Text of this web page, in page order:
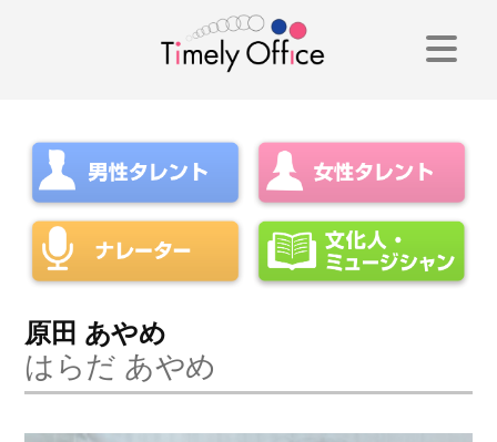
原田 あやめ
はらだ あやめ